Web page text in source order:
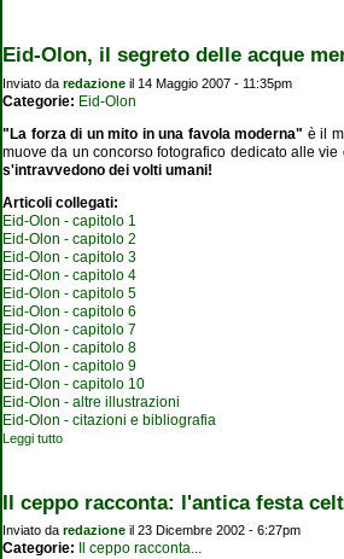
Eid-Olon, il segreto delle acque
Inviato da redazione il 14 Maggio 2007 - 11:35pm
Categorie: Eid-Olon
"La forza di un mito in una favola moderna" è il
muove da un concorso fotografico dedicato alle
s'intravvedono dei volti umani!
Articoli collegati:
Eid-Olon - capitolo 1
Eid-Olon - capitolo 2
Eid-Olon - capitolo 3
Eid-Olon - capitolo 4
Eid-Olon - capitolo 5
Eid-Olon - capitolo 6
Eid-Olon - capitolo 7
Eid-Olon - capitolo 8
Eid-Olon - capitolo 9
Eid-Olon - capitolo 10
Eid-Olon - altre illustrazioni
Eid-Olon - citazioni e bibliografia
Leggi tutto
Il ceppo racconta: l'antica festa
Inviato da redazione il 23 Dicembre 2002 - 6:27pm
Categorie: Il ceppo racconta...